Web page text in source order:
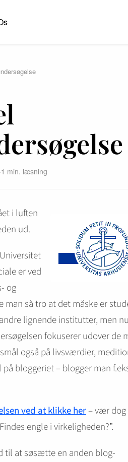
·1 min. læsning
i luften
ud.
er ved
og
så tro at det måske er
lignende institutter, men
fokuserer udover de
også på livsværdier,
bloggeriet – blogger man
ved at klikke her– vær dog
engle i virkeligheden?”.
til at søsætte en anden blog-